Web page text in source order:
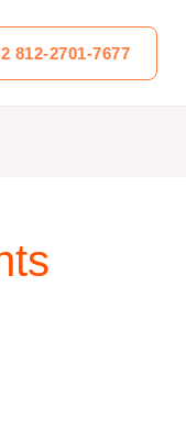
812-2701-7677